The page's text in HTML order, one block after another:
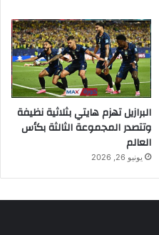
البرازيل تهزم هايتي بثلاثية نظيفة
وتتصدر المجموعة الثالثة بكأس
العالم
يونيو 26, 2026